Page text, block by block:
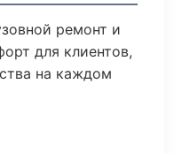
ремонт и
для клиентов,
на каждом